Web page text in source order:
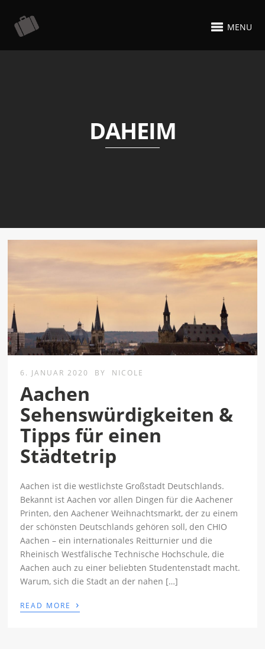
MENU
DAHEIM
6. JANUAR 2020 BY NICOLE
Aachen
Sehenswürdigkeiten &
Tipps für einen
Städtetrip
Aachen ist die westlichste Großstadt Deutschlands.
Bekannt ist Aachen vor allen Dingen für die Aachener
Printen, den Aachener Weihnachtsmarkt, der zu einem
der schönsten Deutschlands gehören soll, den CHIO
Aachen – ein internationales Reitturnier und die
Rheinisch Westfälische Technische Hochschule, die
Aachen auch zu einer beliebten Studentenstadt macht.
Warum, sich die Stadt an der nahen […]
READ MORE ›